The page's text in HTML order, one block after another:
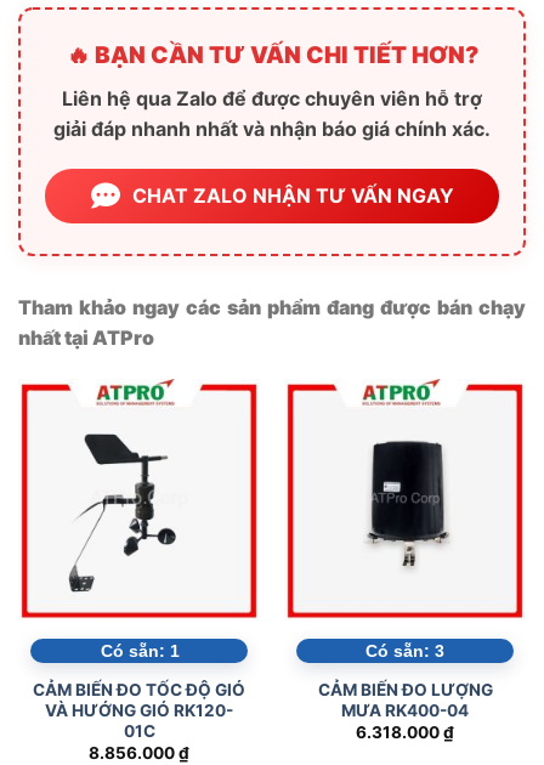
🔥 BẠN CẦN TƯ VẤN CHI TIẾT HƠN?
Liên hệ qua Zalo để được chuyên viên hỗ trợ
giải đáp nhanh nhất và nhận báo giá chính xác.
CHAT ZALO NHẬN TƯ VẤN NGAY
Tham khảo ngay các sản phẩm đang được bán chạy
nhất tại ATPro
Có sẵn: 1
CẢM BIẾN ĐO TỐC ĐỘ GIÓ
VÀ HƯỚNG GIÓ RK120-
01C
8.856.000₫
Có sẵn: 3
CẢM BIẾN ĐO LƯỢNG
MƯA RK400-04
6.318.000₫